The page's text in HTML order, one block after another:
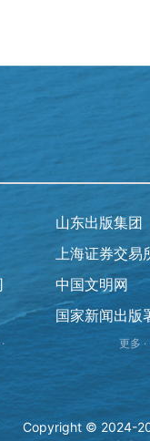
山东出版集团
上海证券交易
中国文明网
国家新闻出版
更多 ·
Copyright © 2024-